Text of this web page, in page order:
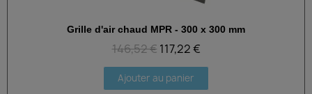
Aperçu rapide
Grille d'air chaud MPR - 300 x 300 mm
146,52 € 117,22 €
Ajouter au panier